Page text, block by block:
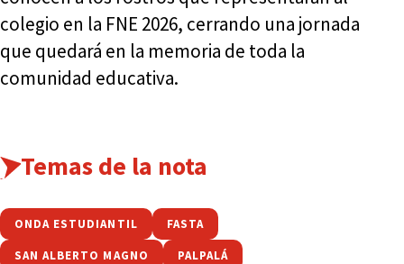
colegio en la FNE 2026, cerrando una jornada
que quedará en la memoria de toda la
comunidad educativa.
Temas de la nota
ONDA ESTUDIANTIL FASTA
SAN ALBERTO MAGNO PALPALÁ